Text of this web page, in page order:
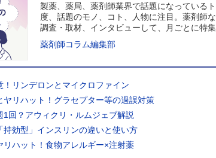
製薬、薬局、薬剤師業界で話題になっている
度、話題のモノ、コト、人物に注目。薬剤師
調査・取材、インタビューして、月ごとに特
薬剤師コラム編集部
！リンデロンとマイクロファイン
ヤリハット！グラセプター等の過誤対策
1回？アウィクリ・ルムジェブ解説
持効型」インスリンの違いと使い方
リハット！食物アレルギー×注射薬